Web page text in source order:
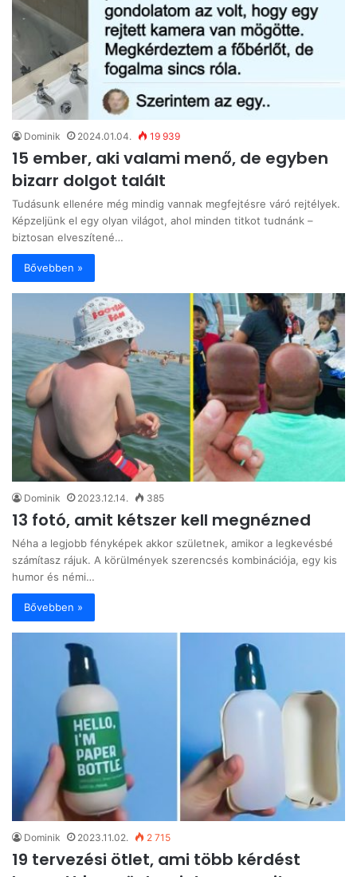
Dominik 2024.01.04. 19 939
15 ember, aki valami menő, de egyben
bizarr dolgot talált
Tudásunk ellenére még mindig vannak megfejtésre váró rejtélyek.
Képzeljünk el egy olyan világot, ahol minden titkot tudnánk –
biztosan elveszítené…
Bővebben »
Dominik 2023.12.14. 385
13 fotó, amit kétszer kell megnézned
Néha a legjobb fényképek akkor születnek, amikor a legkevésbé
számítasz rájuk. A körülmények szerencsés kombinációja, egy kis
humor és némi…
Bővebben »
Dominik 2023.11.02. 2 715
19 tervezési ötlet, ami több kérdést